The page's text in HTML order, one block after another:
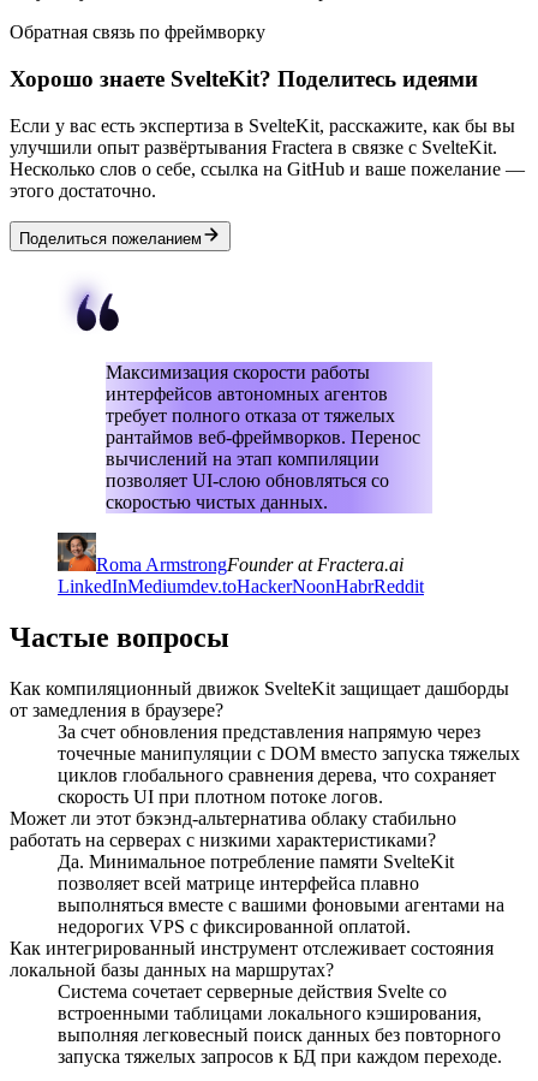
Обратная связь по фреймворку
Хорошо знаете SvelteKit? Поделитесь идеями
Если у вас есть экспертиза в SvelteKit, расскажите, как бы вы
улучшили опыт развёртывания Fractera в связке с SvelteKit.
Несколько слов о себе, ссылка на GitHub и ваше пожелание —
этого достаточно.
Поделиться пожеланием
Максимизация скорости работы
интерфейсов автономных агентов
требует полного отказа от тяжелых
рантаймов веб-фреймворков. Перенос
вычислений на этап компиляции
позволяет UI-слою обновляться со
скоростью чистых данных.
Roma ArmstrongFounder at Fractera.ai
LinkedInMediumdev.toHackerNoonHabrReddit
Частые вопросы
Как компиляционный движок SvelteKit защищает дашборды
от замедления в браузере?
За счет обновления представления напрямую через
точечные манипуляции с DOM вместо запуска тяжелых
циклов глобального сравнения дерева, что сохраняет
скорость UI при плотном потоке логов.
Может ли этот бэкэнд-альтернатива облаку стабильно
работать на серверах с низкими характеристиками?
Да. Минимальное потребление памяти SvelteKit
позволяет всей матрице интерфейса плавно
выполняться вместе с вашими фоновыми агентами на
недорогих VPS с фиксированной оплатой.
Как интегрированный инструмент отслеживает состояния
локальной базы данных на маршрутах?
Система сочетает серверные действия Svelte со
встроенными таблицами локального кэширования,
выполняя легковесный поиск данных без повторного
запуска тяжелых запросов к БД при каждом переходе.